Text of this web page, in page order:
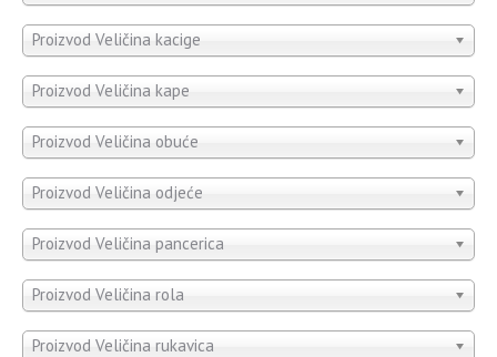
Proizvod Veličina kacige
Proizvod Veličina kape
Proizvod Veličina obuće
Proizvod Veličina odjeće
Proizvod Veličina pancerica
Proizvod Veličina rola
Proizvod Veličina rukavica